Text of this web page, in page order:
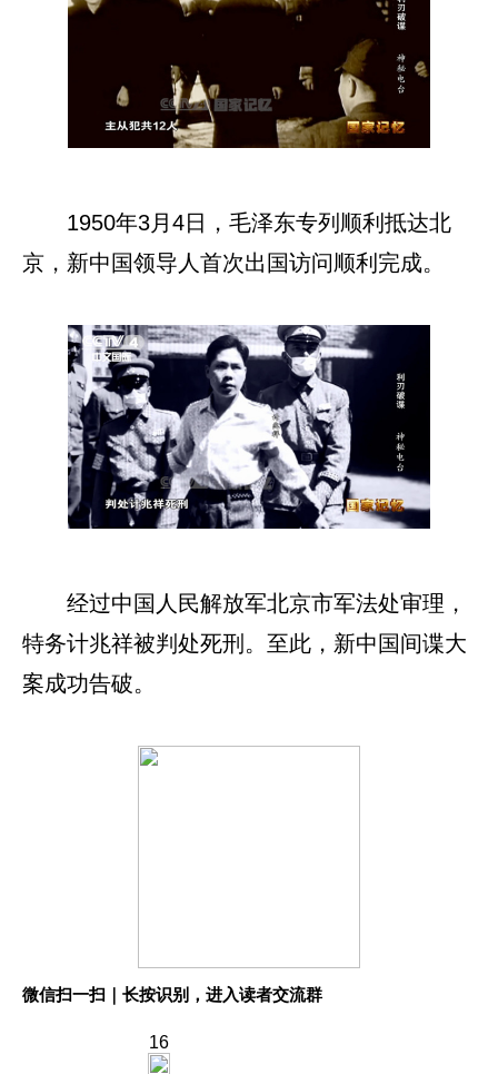
1950年3月4日，毛泽东专列顺利抵达北
京，新中国领导人首次出国访问顺利完成。
经过中国人民解放军北京市军法处审理，
特务计兆祥被判处死刑。至此，新中国间谍大
案成功告破。
微信扫一扫｜长按识别，进入读者交流群
16